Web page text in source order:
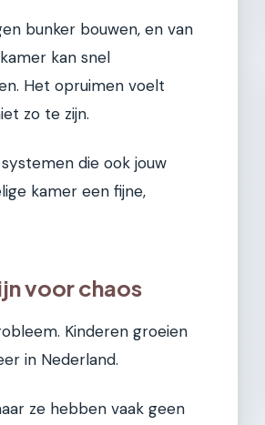
bunker bouwen, en van
kan snel
Het opruimen voelt
zo te zijn.
die ook jouw
kamer een fijne,
voor chaos
Kinderen groeien
in Nederland.
ze hebben vaak geen